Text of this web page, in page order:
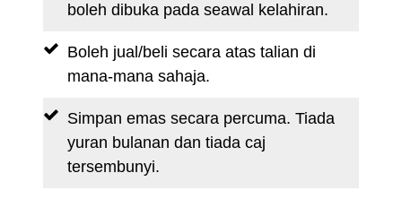
boleh dibuka pada seawal kelahiran.
Boleh jual/beli secara atas talian di
mana-mana sahaja.
Simpan emas secara percuma. Tiada
yuran bulanan dan tiada caj
tersembunyi.